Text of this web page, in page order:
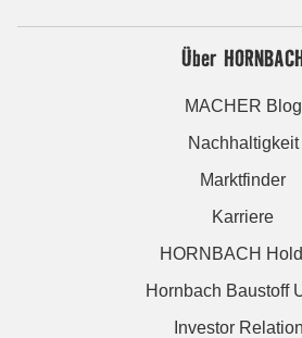
Über
MACHER Blog
Nachhaltigkeit
Marktfinder
Karriere
HORNBACH
Hornbach Baustoff
Investor